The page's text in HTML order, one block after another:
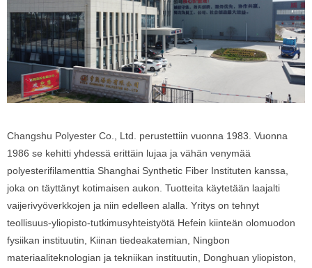
Changshu Polyester Co., Ltd. perustettiin vuonna 1983. Vuonna
1986 se kehitti yhdessä erittäin lujaa ja vähän venymää
polyesterifilamenttia Shanghai Synthetic Fiber Instituten kanssa,
joka on täyttänyt kotimaisen aukon. Tuotteita käytetään laajalti
vaijerivyöverkkojen ja niin edelleen alalla. Yritys on tehnyt
teollisuus-yliopisto-tutkimusyhteistyötä Hefein kiinteän olomuodon
fysiikan instituutin, Kiinan tiedeakatemian, Ningbon
materiaaliteknologian ja tekniikan instituutin, Donghuan yliopiston,